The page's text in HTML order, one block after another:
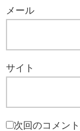
メール
サイト
次回のコメン